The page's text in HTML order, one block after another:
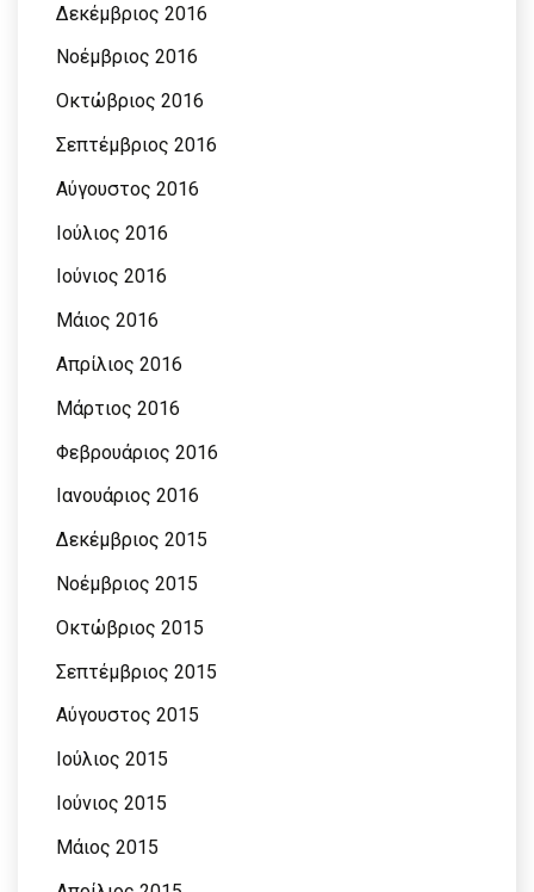
Δεκέμβριος 2016
Νοέμβριος 2016
Οκτώβριος 2016
Σεπτέμβριος 2016
Αύγουστος 2016
Ιούλιος 2016
Ιούνιος 2016
Μάιος 2016
Απρίλιος 2016
Μάρτιος 2016
Φεβρουάριος 2016
Ιανουάριος 2016
Δεκέμβριος 2015
Νοέμβριος 2015
Οκτώβριος 2015
Σεπτέμβριος 2015
Αύγουστος 2015
Ιούλιος 2015
Ιούνιος 2015
Μάιος 2015